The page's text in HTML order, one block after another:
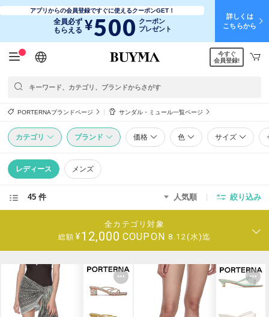
アプリからの会員登録ですぐに使えるクーポンGET！
全員必ず
もらえる ¥500 クーポン
プレゼント
詳しくは
こちらから
日本語
English
简体中文
繁體中文
今すぐ
会員登録!
PORTERNAブランドページ サンダル・ミュール一覧ページ
カテゴリ ブランド 価格 色 サイズ
レディース メンズ
45 件 人気順 絞り込み
全カテゴリ対象
総額 ¥12,000 COUPON 8.12(水)迄